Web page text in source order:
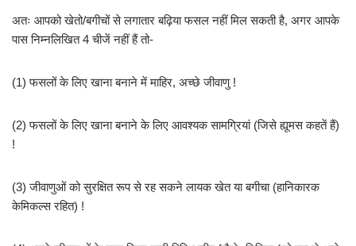
अतः आपको खेतो/बगीचों से लगातार बढ़िया फसल नहीं मिल सकती है, अगर आपके
पास निम्नलिखित 4 चीजें नहीं हैं तो-
(1) फसलों के लिए खाना बनाने में माहिर, अच्छे जीवाणु !
(2) फसलों के लिए खाना बनाने के लिए आवश्यक सामग्रियां (जिसे ह्यूमस कहतें हैं)
!
(3) जीवाणुओं को सुरक्षित रूप से रह सकने लायक खेत या बगीचा (हानिकारक
केमिकल्स रहित) !